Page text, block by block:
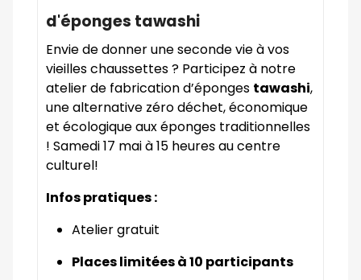
d'éponges tawashi
Envie de donner une seconde vie à vos
vieilles chaussettes ? Participez à notre
atelier de fabrication d’éponges tawashi,
une alternative zéro déchet, économique
et écologique aux éponges traditionnelles
! Samedi 17 mai à 15 heures au centre
culturel!
Infos pratiques :
Atelier gratuit
Places limitées à 10 participants